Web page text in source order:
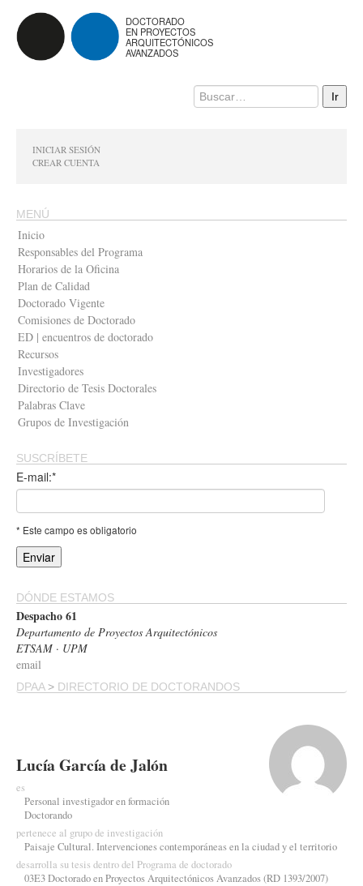
DOCTORADO
EN PROYECTOS
ARQUITECTÓNICOS
AVANZADOS
INICIAR SESIÓN
CREAR CUENTA
MENÚ
Inicio
Responsables del Programa
Horarios de la Oficina
Plan de Calidad
Doctorado Vigente
Comisiones de Doctorado
ED | encuentros de doctorado
Recursos
Investigadores
Directorio de Tesis Doctorales
Palabras Clave
Grupos de Investigación
SUSCRÍBETE
E-mail:*
* Este campo es obligatorio
DÓNDE ESTAMOS
Despacho 61
Departamento de Proyectos Arquitectónicos
ETSAM · UPM
email
DPAA> DIRECTORIO DE DOCTORANDOS
Lucía García de Jalón
es
Personal investigador en formación
Doctorando
pertenece al grupo de investigación
Paisaje Cultural. Intervenciones contemporáneas en la ciudad y el territorio
desarrolla su tesis dentro del Programa de doctorado
03E3 Doctorado en Proyectos Arquitectónicos Avanzados (RD 1393/2007)